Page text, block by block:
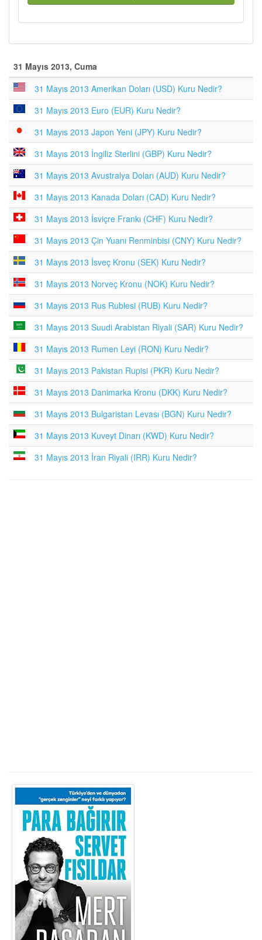
31 Mayıs 2013, Cuma
31 Mayıs 2013 Amerikan Doları (USD) Kuru Nedir?
31 Mayıs 2013 Euro (EUR) Kuru Nedir?
31 Mayıs 2013 Japon Yeni (JPY) Kuru Nedir?
31 Mayıs 2013 İngiliz Sterlini (GBP) Kuru Nedir?
31 Mayıs 2013 Avustralya Doları (AUD) Kuru Nedir?
31 Mayıs 2013 Kanada Doları (CAD) Kuru Nedir?
31 Mayıs 2013 İsviçre Frankı (CHF) Kuru Nedir?
31 Mayıs 2013 Çin Yuanı Renminbisi (CNY) Kuru Nedir?
31 Mayıs 2013 İsveç Kronu (SEK) Kuru Nedir?
31 Mayıs 2013 Norveç Kronu (NOK) Kuru Nedir?
31 Mayıs 2013 Rus Rublesi (RUB) Kuru Nedir?
31 Mayıs 2013 Suudi Arabistan Riyali (SAR) Kuru Nedir?
31 Mayıs 2013 Rumen Leyi (RON) Kuru Nedir?
31 Mayıs 2013 Pakistan Rupisi (PKR) Kuru Nedir?
31 Mayıs 2013 Danimarka Kronu (DKK) Kuru Nedir?
31 Mayıs 2013 Bulgaristan Levası (BGN) Kuru Nedir?
31 Mayıs 2013 Kuveyt Dinarı (KWD) Kuru Nedir?
31 Mayıs 2013 İran Riyali (IRR) Kuru Nedir?